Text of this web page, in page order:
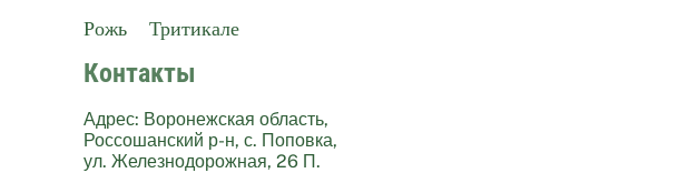
Рожь
Тритикале
Контакты
Адрес: Воронежская область,
Россошанский р-н, с. Поповка,
ул. Железнодорожная, 26 П.